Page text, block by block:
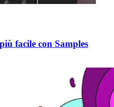
facile con Samples